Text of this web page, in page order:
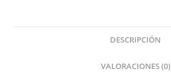
DESCRIPCIÓN
VALORACIONES (0)